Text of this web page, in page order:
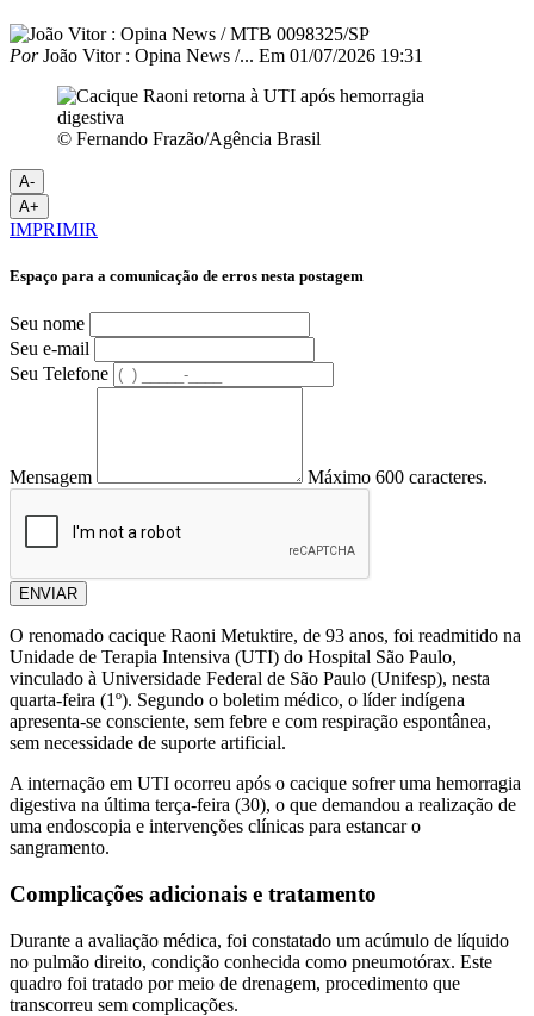
PorJoão Vitor : Opina News /... Em 01/07/2026 19:31
© Fernando Frazão/Agência Brasil
A-
A+
IMPRIMIR
Espaço para a comunicação de erros nesta postagem
Seu nome
Seu e-mail
Seu Telefone
Mensagem Máximo 600 caracteres.
ENVIAR
O renomado cacique Raoni Metuktire, de 93 anos, foi readmitido na
Unidade de Terapia Intensiva (UTI) do Hospital São Paulo,
vinculado à Universidade Federal de São Paulo (Unifesp), nesta
quarta-feira (1º). Segundo o boletim médico, o líder indígena
apresenta-se consciente, sem febre e com respiração espontânea,
sem necessidade de suporte artificial.
A internação em UTI ocorreu após o cacique sofrer uma hemorragia
digestiva na última terça-feira (30), o que demandou a realização de
uma endoscopia e intervenções clínicas para estancar o
sangramento.
Complicações adicionais e tratamento
Durante a avaliação médica, foi constatado um acúmulo de líquido
no pulmão direito, condição conhecida como pneumotórax. Este
quadro foi tratado por meio de drenagem, procedimento que
transcorreu sem complicações.